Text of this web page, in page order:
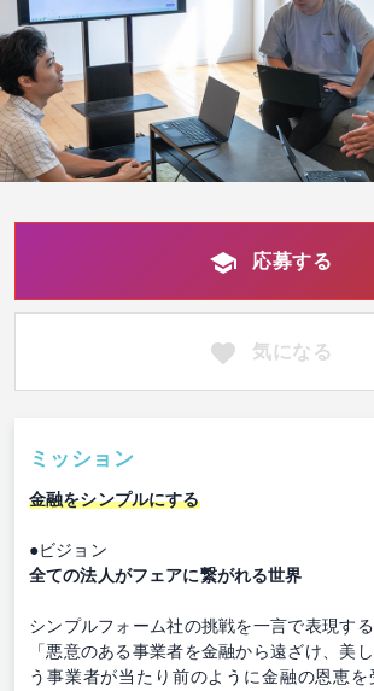
応募する
気になる
ミッション
金融をシンプルにする
●ビジョン
全ての法人がフェアに繋がれる世界
シンプルフォーム社の挑戦を一言で表現する
「悪意のある事業者を金融から遠ざけ、美
う事業者が当たり前のように金融の恩恵